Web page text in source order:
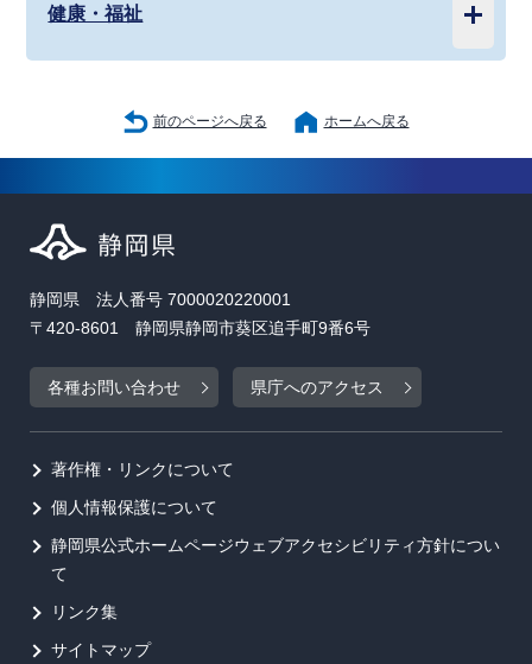
健康・福祉
前のページへ戻る ホームへ戻る
静岡県 法人番号 7000020220001
〒420-8601 静岡県静岡市葵区追手町9番6号
各種お問い合わせ 県庁へのアクセス
著作権・リンクについて
個人情報保護について
静岡県公式ホームページウェブアクセシビリティ方針につい
て
リンク集
サイトマップ